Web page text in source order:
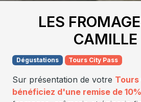
LES
CAMILLE
Dégustations Tours City Pass
Sur présentation de votre Tours
bénéficiez d'une remise de 10%